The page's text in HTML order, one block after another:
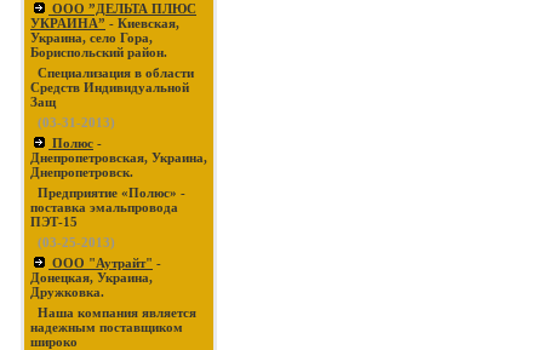
ООО ”ДЕЛЬТА ПЛЮС
УКРАИНА” - Киевская,
Украина, село Гора,
Бориспольский район.
Специализация в области
Средств Индивидуальной
Защ
(03-31-2013)
Полюс -
Днепропетровская, Украина,
Днепропетровск.
Предприятие «Полюс» -
поставка эмальпровода
ПЭТ-15
(03-25-2013)
ООО "Аутрайт" -
Донецкая, Украина,
Дружковка.
Наша компания является
надежным поставщиком
широко